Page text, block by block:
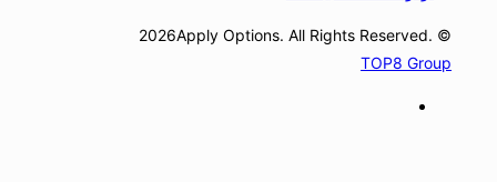
© 2026Apply Options. All Rights Reserved.
TOP8 Group